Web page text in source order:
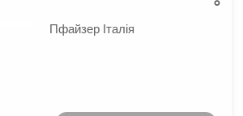
Пфайзер Італія